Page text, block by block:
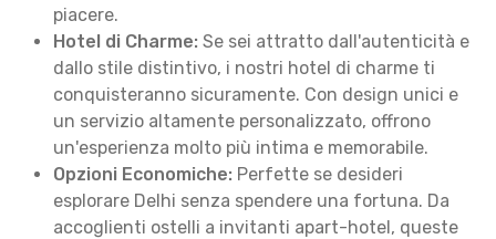
piacere.
Hotel di Charme: Se sei attratto dall'autenticità e
dallo stile distintivo, i nostri hotel di charme ti
conquisteranno sicuramente. Con design unici e
un servizio altamente personalizzato, offrono
un'esperienza molto più intima e memorabile.
Opzioni Economiche: Perfette se desideri
esplorare Delhi senza spendere una fortuna. Da
accoglienti ostelli a invitanti apart-hotel, queste